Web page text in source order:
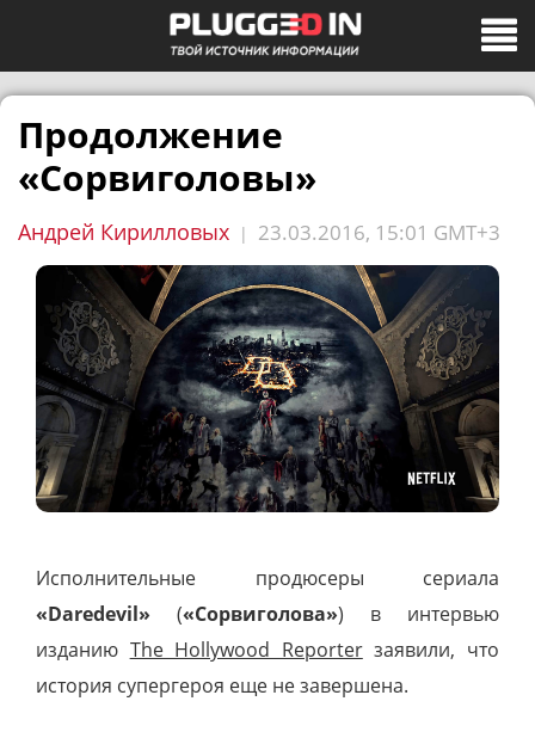
Продолжение
«Сорвиголовы»
Андрей Кирилловых | 23.03.2016, 15:01 GMT+3
Исполнительные продюсеры сериала
«Daredevil» («Сорвиголова») в интервью
изданию The Hollywood Reporterзаявили, что
история супергероя еще не завершена.